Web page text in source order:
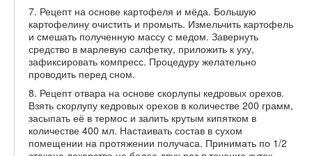
7. Рецепт на основе картофеля и мёда. Большую
картофелину очистить и промыть. Измельчить картофель
и смешать полученную массу с медом. Завернуть
средство в марлевую салфетку, приложить к уху,
зафиксировать компресс. Процедуру желательно
проводить перед сном.
8. Рецепт отвара на основе скорлупы кедровых орехов.
Взять скорлупу кедровых орехов в количестве 200 грамм,
засыпать её в термос и залить крутым кипятком в
количестве 400 мл. Настаивать состав в сухом
помещении на протяжении получаса. Принимать по 1/2